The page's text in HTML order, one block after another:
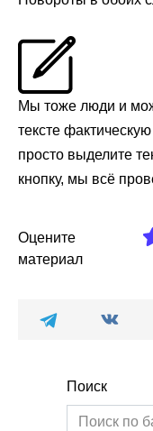
Мы тоже люди и
тексте
просто выделите
кнопку, мы всё
Оцените
материал
Поиск